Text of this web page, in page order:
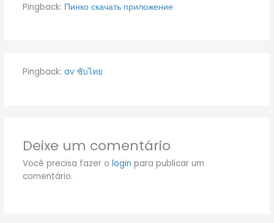
Pingback: Пинко скачать приложение
Pingback: av ซับไทย
Deixe um comentário
Você precisa fazer o login para publicar um
comentário.